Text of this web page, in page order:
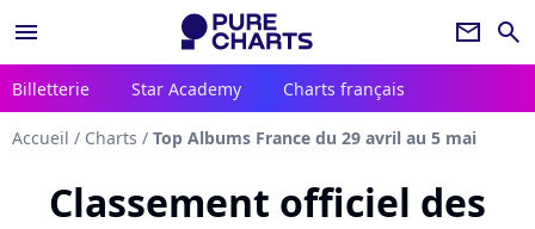
menu newsletter search
Billetterie Star Academy Charts français
Accueil / Charts / Top Albums France du 29 avril au 5 mai
Classement officiel des